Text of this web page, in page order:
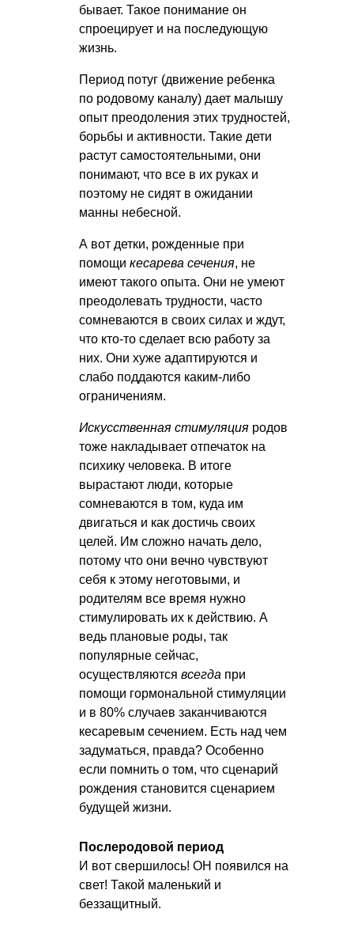
бывает. Такое понимание он
спроецирует и на последующую
жизнь.
Период потуг (движение ребенка
по родовому каналу) дает малышу
опыт преодоления этих трудностей,
борьбы и активности. Такие дети
растут самостоятельными, они
понимают, что все в их руках и
поэтому не сидят в ожидании
манны небесной.
А вот детки, рожденные при
помощи кесарева сечения, не
имеют такого опыта. Они не умеют
преодолевать трудности, часто
сомневаются в своих силах и ждут,
что кто-то сделает всю работу за
них. Они хуже адаптируются и
слабо поддаются каким-либо
ограничениям.
Искусственная стимуляция родов
тоже накладывает отпечаток на
психику человека. В итоге
вырастают люди, которые
сомневаются в том, куда им
двигаться и как достичь своих
целей. Им сложно начать дело,
потому что они вечно чувствуют
себя к этому неготовыми, и
родителям все время нужно
стимулировать их к действию. А
ведь плановые роды, так
популярные сейчас,
осуществляются всегда при
помощи гормональной стимуляции
и в 80% случаев заканчиваются
кесаревым сечением. Есть над чем
задуматься, правда? Особенно
если помнить о том, что сценарий
рождения становится сценарием
будущей жизни.
Послеродовой период
И вот свершилось! ОН появился на
свет! Такой маленький и
беззащитный.